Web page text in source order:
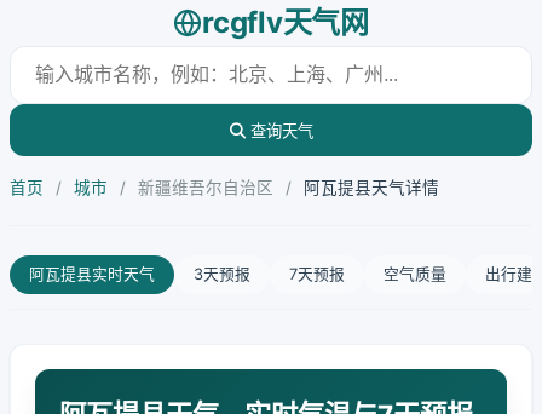
rcgflv天气网
查询天气
首页 / 城市 / 新疆维吾尔自治区 / 阿瓦提县天气详情
阿瓦提县实时天气 3天预报 7天预报 空气质量 出行建